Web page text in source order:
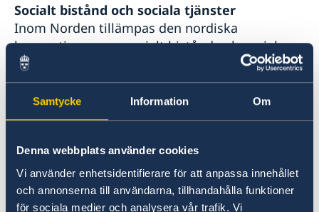
Samtycke Information Om
Denna webbplats använder cookies
Vi använder enhetsidentifierare för att anpassa innehållet
och annonserna till användarna, tillhandahålla funktioner
för sociala medier och analysera vår trafik. Vi
Socialt bistånd och sociala tjänster
Inom Norden tillämpas den nordiska
konventionen om socialt bistånd och sociala
tjänster. Det innebär att en person, som
tillfälligt vistas i ett annat nordiskt land, och
som omedelbart behöver socialt bistånd och
sociala tjänster, ska få det bistånd som enligt
Svenska medborgare som behöver ekonomiskt
bistånd i Finland ska kontakta socialväsendet